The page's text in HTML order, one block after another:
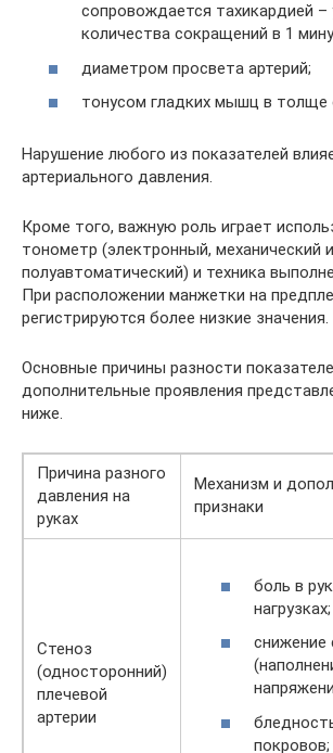
сопровождается тахикардией –
количества сокращений в 1
диаметром просвета артерий;
тонусом гладких мышц в толще
Нарушение любого из показателей
артериального давления.
Кроме того, важную роль играет
тонометр (электронный, механический
полуавтоматический) и техника
При расположении манжетки на
регистрируются более низкие значения.
Основные причины разности
дополнительные проявления
ниже.
Причина разного
давления на
руках
Механизм и
признаки
Стеноз
(односторонний)
плечевой
артерии
боль в
нагрузках;
снижение
покровов;